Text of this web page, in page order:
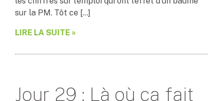
sur la PM. Tôt ce […]
LIRE LA SUITE »
Jour 29 : Là où ça fait